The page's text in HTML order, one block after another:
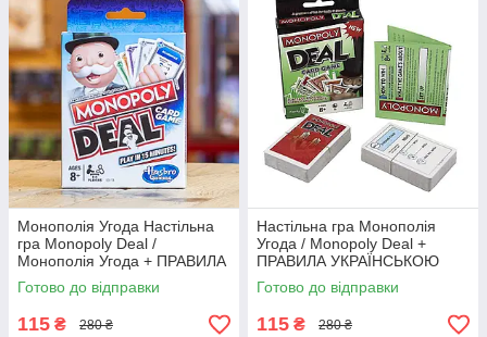
Монополія Угода Настільна
гра Monopoly Deal /
Монополія Угода + ПРАВИЛА
УКРАЇНСЬКОЮ
Готово до відправки
115 ₴ 280 ₴
Настільна гра Монополія
Угода / Monopoly Deal +
ПРАВИЛА УКРАЇНСЬКОЮ
Готово до відправки
115 ₴ 280 ₴